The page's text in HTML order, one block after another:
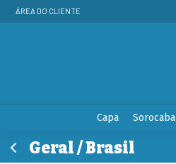
ÁREA DO CLIENTE
Capa Sorocaba
Geral / Brasil